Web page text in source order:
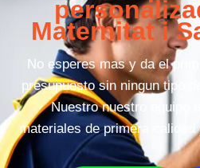
Maternitat i
No esperes mas y da el
presupuesto sin ningun tipo
Nuestro nuestro equipo
materiales de primera